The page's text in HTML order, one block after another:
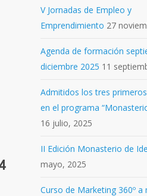
V Jornadas de Empleo y
Emprendimiento 27
Agenda de formación
diciembre 2025 11
Admitidos los tres
en el programa
16 julio, 2025
II Edición Monasterio de
mayo, 2025
Curso de Marketing 360º a